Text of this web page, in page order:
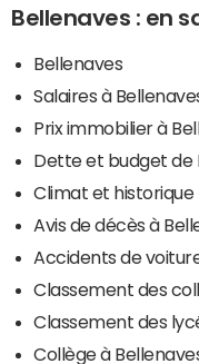
Bellenaves : en
Bellenaves
Salaires à
Prix immobilier à
Dette et budget de
Climat et historique
Avis de décès à
Accidents de
Classement des
Classement des
Collège à